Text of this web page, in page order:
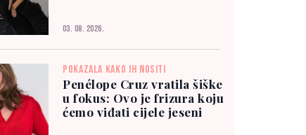
03. 08. 2026.
POKAZALA KAKO IH NOSITI
Penélope Cruz vratila šiške
u fokus: Ovo je frizura koju
ćemo viđati cijele jeseni